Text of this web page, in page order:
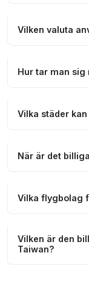
Vilken valuta
Hur tar man sig
Vilka städer
När är det
Vilka flygbolag
Vilken är den
Taiwan?